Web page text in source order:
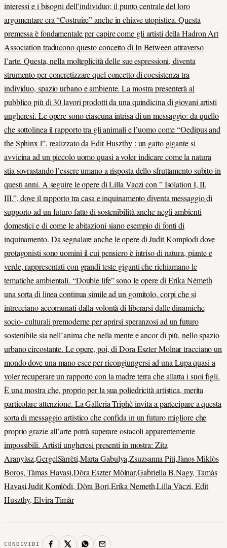
interessi e i bisogni dell’individuo; il punto centrale del loro
argomentare era “Costruire” anche in chiave utopistica. Questa
premessa è fondamentale per capire come gli artisti della Hadron Art
Association traducono questo concetto di In Between attraverso
l’arte. Questa, nella molteplicità delle sue espressioni, diventa
strumento per concretizzare quel concetto di coesistenza tra
individuo, spazio urbano e ambiente. La mostra presenterà al
pubblico più di 30 lavori prodotti da una quindicina di giovani artisti
ungheresi. Le opere sono ciascuna intrisa di un messaggio: da quello
che sottolinea il rapporto tra gli animali e l’uomo come “Oedipus and
the Sphinx l”, realizzato da Edit Huszthy : un gatto gigante si
avvicina ad un piccolo uomo quasi a voler indicare come la natura
stia sovrastando l’essere umano a risposta dello sfruttamento subito in
questi anni. A seguire le opere di Lilla Vaczi con ” Isolation I, II,
III.”, dove il rapporto tra casa e inquinamento diventa messaggio di
supporto ad un futuro fatto di sostenibilità anche negli ambienti
domestici e di come le abitazioni siano esempio di fonti di
inquinamento. Da segnalare anche le opere di Judit Komplodi dove
protagonisti sono uomini il cui pensiero è intriso di natura, piante e
verde, rappresentati con grandi teste giganti che richiamano le
tematiche ambientali. “Double life” sono le opere di Erika Németh
una sorta di linea continua simile ad un gomitolo, corpi che si
intrecciano accomunati dalla volontà di liberarsi dalle dinamiche
socio- culturali premoderne per aprirsi speranzosi ad un futuro
sostenibile sia nell’anima che nella mente e ancor di più, nello spazio
urbano circostante. Le opere, poi, di Dora Eszter Molnar tracciano un
mondo dove una mano esce per ricongiungersi ad una Lupa quasi a
voler recuperare un rapporto con la madre terra che allatta i suoi figli.
È una mostra che, proprio per la sua poliedricità artistica, merita
particolare attenzione. La Galleria Triphè invita a partecipare a questa
sorta di messaggio artistico che confida in un futuro migliore che
proprio grazie all’arte potrà superare ostacoli apparentemente
impossibili. Artisti ungheresi presenti in mostra: Zita
Aranyàsz,GergelSàrrèti,Marta Gabulya,Zsuzsanna Piti,Jànos Miklòs
Boros, Tàmas Havasi,Dòra Eszter Mòlnar,Gabriella B.Nagy, Tamàs
Havasi,Judit Komlòdi, Dòra Bori,Erika Nemeth,Lilla Vàczi, Edit
Huszthy, Elvira Timàr
CONDIVIDI